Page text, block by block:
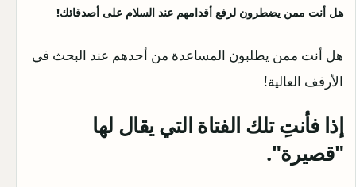
هل أنت ممن يضطرون لرفع أقدامهم عند السلام على أصدقائك!
هل أنت ممن يطلبون المساعدة من أحدهم عند البحث في
الأرفف العالية!
إذا فأنتِ تلك الفتاة التي يقال لها
"قصيرة".